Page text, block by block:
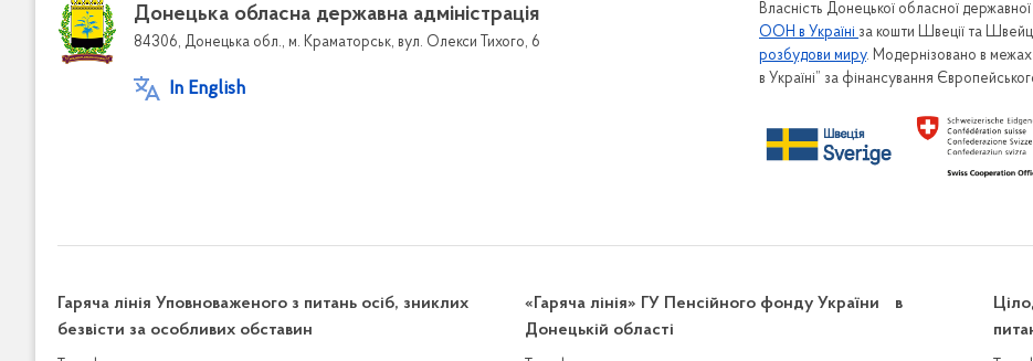
Донецька обласна державна адміністрація
84306, Донецька обл., м. Краматорськ, вул. Олекси Тихого, 6
In English
Власність Донецької обласної державної
ООН в Україні за кошти Швеції та
розбудови миру. Модернізовано в
в Україні” за фінансування
Гаряча лінія Уповноваженого з питань осіб, зниклих
безвісти за особливих обставин
«Гаряча лінія» ГУ Пенсійного фонду України в
Донецькій області